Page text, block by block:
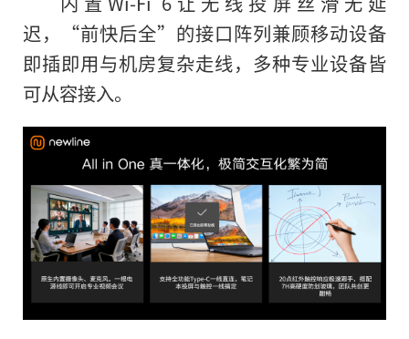
迟，“前快后全”的接口阵列兼顾移动设备
即插即用与机房复杂走线，多种专业设备皆
可从容接入。